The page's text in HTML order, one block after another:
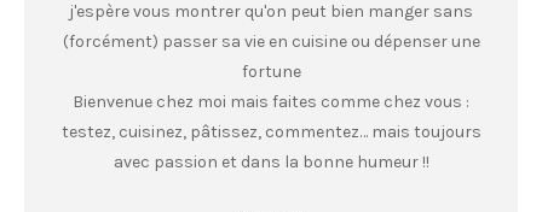
j'espère vous montrer qu'on peut bien manger sans
(forcément) passer sa vie en cuisine ou dépenser une
fortune
Bienvenue chez moi mais faites comme chez vous :
testez, cuisinez, pâtissez, commentez… mais toujours
avec passion et dans la bonne humeur !!